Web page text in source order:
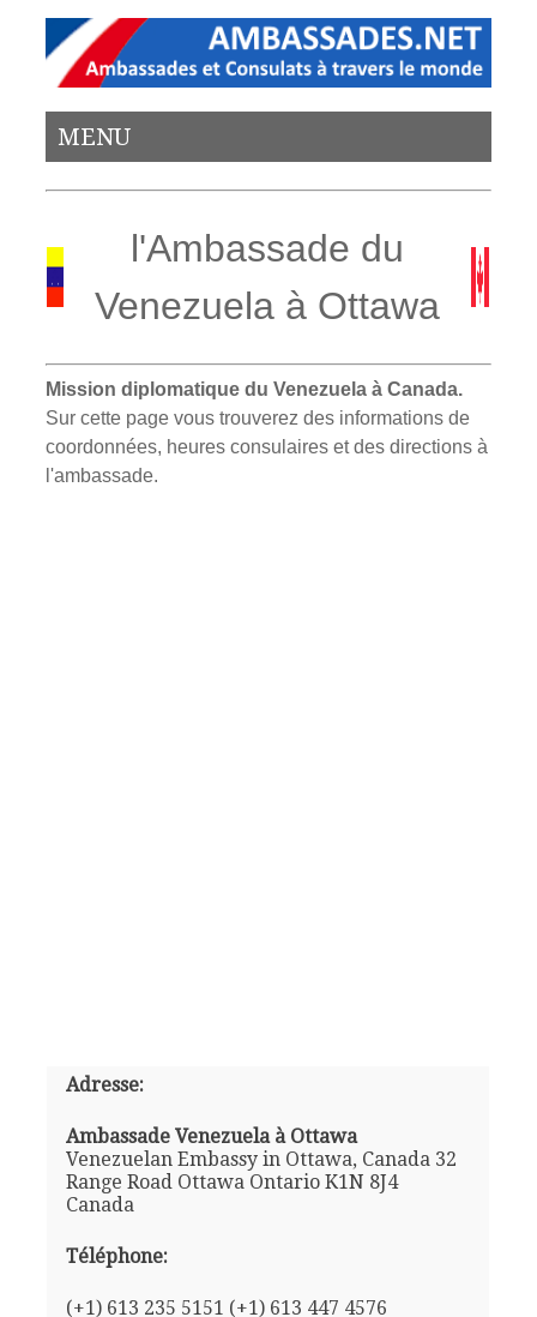
MENU
l'Ambassade du
Venezuela à Ottawa
Mission diplomatique du Venezuela à Canada.
Sur cette page vous trouverez des informations de
coordonnées, heures consulaires et des directions à
l'ambassade.
Adresse:
Ambassade Venezuela à Ottawa
Venezuelan Embassy in Ottawa, Canada 32
Range Road Ottawa Ontario K1N 8J4
Canada
Téléphone:
(+1) 613 235 5151 (+1) 613 447 4576